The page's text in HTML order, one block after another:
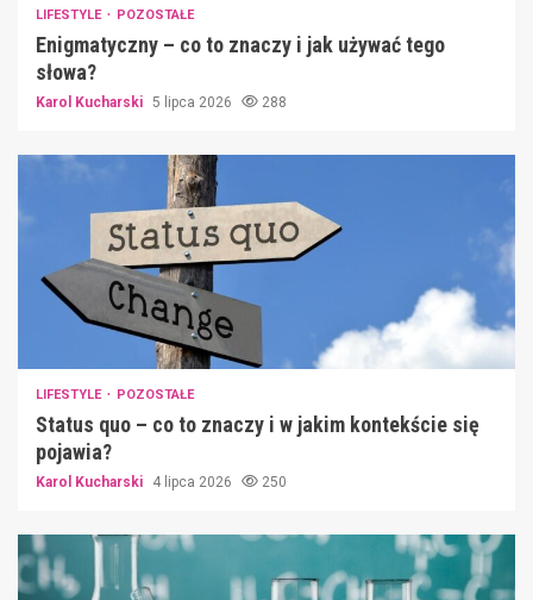
LIFESTYLE POZOSTAŁE
Enigmatyczny – co to znaczy i jak używać tego
słowa?
Karol Kucharski 5 lipca 2026 288
LIFESTYLE POZOSTAŁE
Status quo – co to znaczy i w jakim kontekście się
pojawia?
Karol Kucharski 4 lipca 2026 250